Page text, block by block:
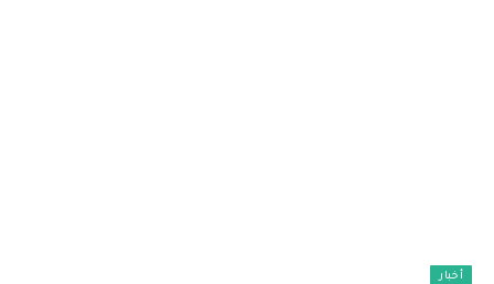
أخبار